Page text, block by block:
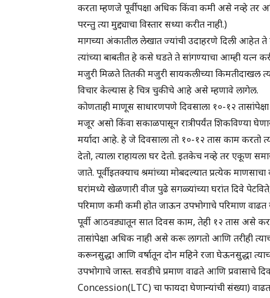
करता म्हणजे पूर्वीपक्षा अधिक किंवा कमी असे नव्हे तर
परन्तु त्या मुद्द्याचा विस्तार सध्या करीत नाही.)
मागच्या अंकातील लेखात ज्यांची उदाहरणे दिली
त्यांच्या बाबतीत हे कसे घडते ते सांगण्याचा आम्ही
मजुरी मिळते तितकी मजुरी सायकलीच्या किमतीदाखल
विचार केल्यास हे चित्र चुकीचे आहे असे म्हणावे लागेल.
कोणताही माणूस साधारणपणे दिवसाला १०-१२
मजूर असो किंवा सकाळपासून रात्रीपर्यंत शिकविण्या
मर्यादा आहे. हे जे दिवसाला तो १०-१२ तास काम करतो
देतो, त्याला राहायला घर देतो. इतकेच नव्हे तर एकूण
जाते. पूर्वीइतक्याच श्रमांच्या मोबदल्यात प्रत्येक
घरांमध्ये खेळणारी वीज पुढे सगळ्यांच्या घरांत दिवे
परिमाण कमी कमी होत जाऊन उपभोगाचे परिमाण वाढत
पूर्वी आठवड्यातून सात दिवस काम, तेही १२ तास असे
तासांपेक्षा अधिक नाही असे करू लागतो आणि तरीही
करूनसुद्धा आणि वर्षातून दोन महिने रजा घेऊनसुद्धा
उपभोगाचे जास्त. सवडीचे प्रमाण वाढते आणि प्रवासाचे
Concession(LTC) चा फायदा घेणान्यांची संख्या)